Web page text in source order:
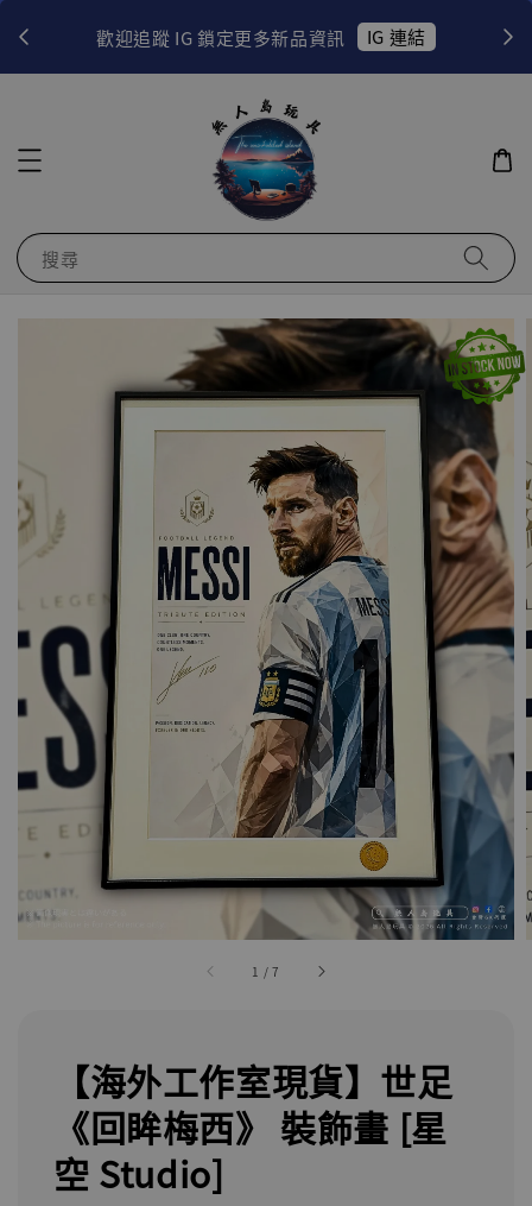
歡迎追蹤 IG 鎖定更多新品資訊 IG 連結
搜尋
1 /7
【海外工作室現貨】世足
《回眸梅西》 裝飾畫 [星
空 Studio]